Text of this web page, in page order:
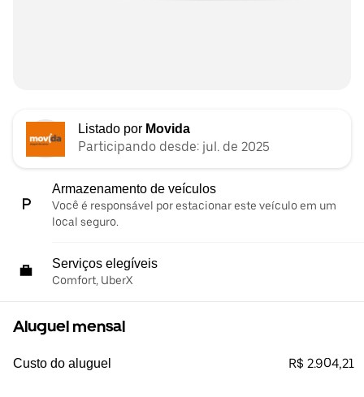
Listado por Movida
Participando desde: jul. de 2025
Armazenamento de veículos
Você é responsável por estacionar este veículo em um
local seguro.
Serviços elegíveis
Comfort, UberX
Aluguel mensal
Custo do aluguel R$ 2.904,21